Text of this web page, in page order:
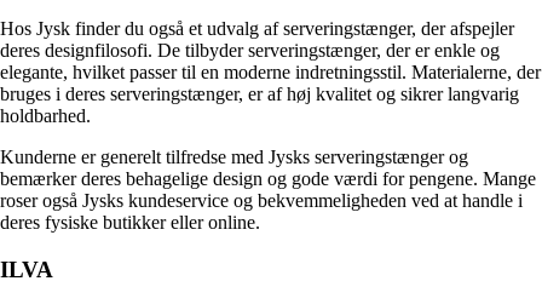
Hos Jysk finder du også et udvalg af serveringstænger, der afspejler
deres designfilosofi. De tilbyder serveringstænger, der er enkle og
elegante, hvilket passer til en moderne indretningsstil. Materialerne, der
bruges i deres serveringstænger, er af høj kvalitet og sikrer langvarig
holdbarhed.
Kunderne er generelt tilfredse med Jysks serveringstænger og
bemærker deres behagelige design og gode værdi for pengene. Mange
roser også Jysks kundeservice og bekvemmeligheden ved at handle i
deres fysiske butikker eller online.
ILVA